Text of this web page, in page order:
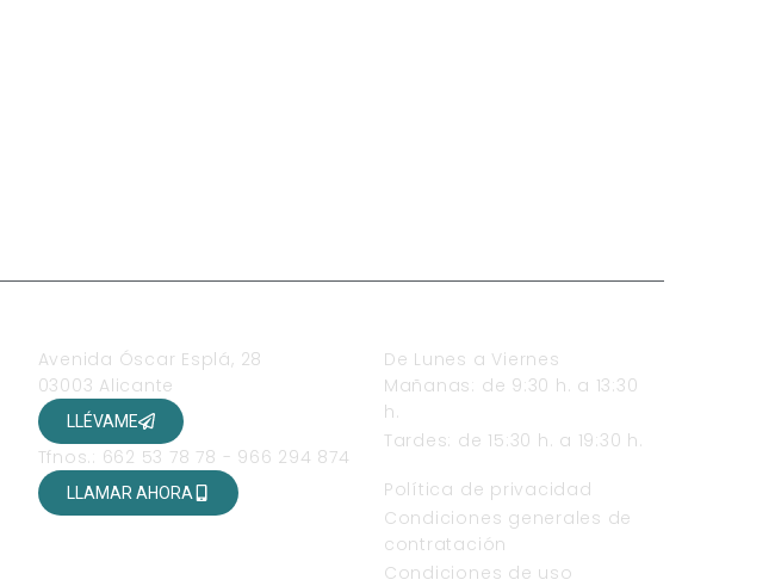
Avenida Óscar Esplá, 28
03003 Alicante
LLÉVAME
Tfnos.: 662 53 78 78 - 966 294 874
LLAMAR AHORA
De Lunes a Viernes
Mañanas: de 9:30 h. a 13:30
h.
Tardes: de 15:30 h. a 19:30 h.
Política de privacidad
Condiciones generales de
contratación
Condiciones de uso